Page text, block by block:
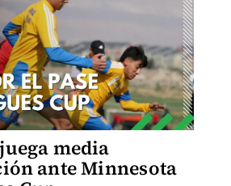
media
ante Minnesota